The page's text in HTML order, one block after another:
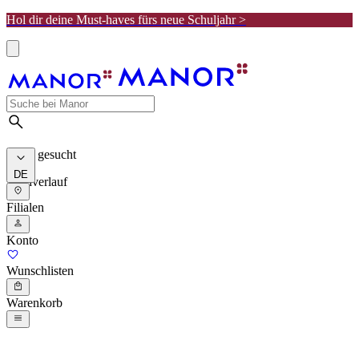
Hol dir deine Must-haves fürs neue Schuljahr >
Meist gesucht
Suchverlauf
DE
Filialen
Konto
Wunschlisten
Warenkorb